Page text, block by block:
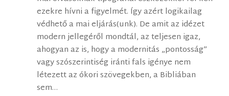
ezekre hívni a figyelmét. Így azért logikailag
védhető a mai eljárás(unk). De amit az idézet
modern jellegéről mondtál, az teljesen igaz,
ahogyan az is, hogy a modernitás „pontosság”
vagy szószerintiség iránti fals igénye nem
létezett az ókori szövegekben, a Bibliában
sem…